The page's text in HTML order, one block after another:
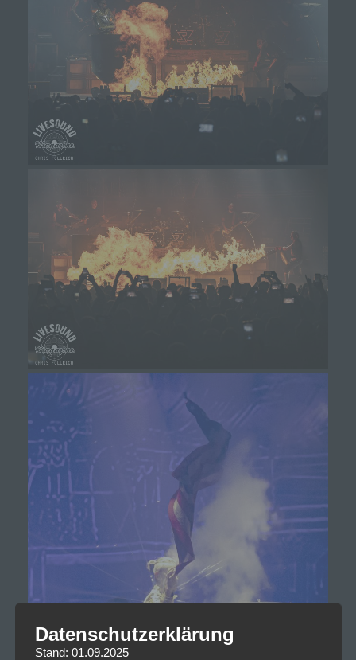
Datenschutzerklärung
Stand: 01.09.2025